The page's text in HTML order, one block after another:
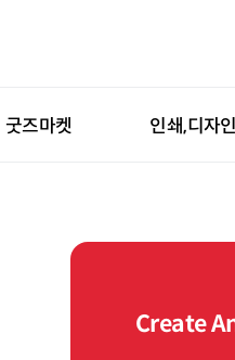
굿즈마켓 인쇄,디자
Create